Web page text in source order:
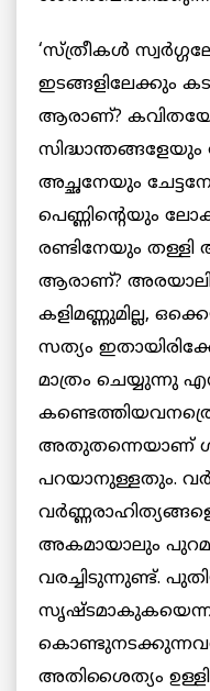
‘സ്ത്രീകള്‍
ഇടങ്ങളിലേക്കും
ആരാണ്?
അച്ഛനേയും
പെണ്ണിന്റെയും
രണ്ടിനേയും
ആരാണ്?
കളിമണ്ണുമില്ല,
സത്യം
മാത്രം ചെയ്യുന്നു
അതുതന്നെയാണ്
പറയാനുള്ളതും.
അകമായാലും
വരച്ചിടുന്നുണ്ട്.
അതിശൈത്യം